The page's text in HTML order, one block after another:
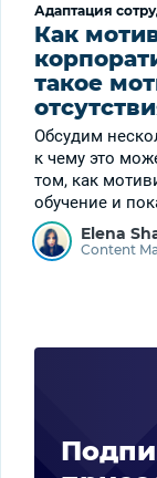
Адаптация
Как
такое
Обсудим
к чему это
том, как
обучение и
Elena
Content